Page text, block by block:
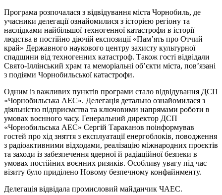
Програма розпочалася з відвідування міста Чорнобиль, де
учасники делегації ознайомилися з історією регіону та
наслідками найбільшої техногенної катастрофи в історії
людства в постійно діючій експозиції «Пам’ять про Отчий
край» Державного наукового центру захисту культурної
спадщини від техногенних катастроф. Також гості відвідали
Свято-Іллінський храм та меморіальні об’єкти міста, пов’язані
з подіями Чорнобильської катастрофи.
Одним із важливих пунктів програми стало відвідування ДСП
«Чорнобильська АЕС». Делегація детально ознайомилася з
діяльністю підприємства та ключовими напрямами роботи в
умовах воєнного часу. Генеральний директор ДСП
«Чорнобильська АЕС» Сергій Тараканов поінформував
гостей про хід зняття з експлуатації енергоблоків, поводження
з радіоактивними відходами, реалізацію міжнародних проєктів
та заходи із забезпечення ядерної й радіаційної безпеки в
умовах постійних воєнних ризиків. Особливу увагу під час
візиту було приділено Новому безпечному конфайнменту.
Делегація відвідала промисловий майданчик ЧАЕС.